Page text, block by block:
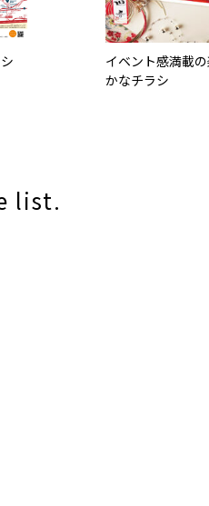
イベント感満載
かなチラシ
list.